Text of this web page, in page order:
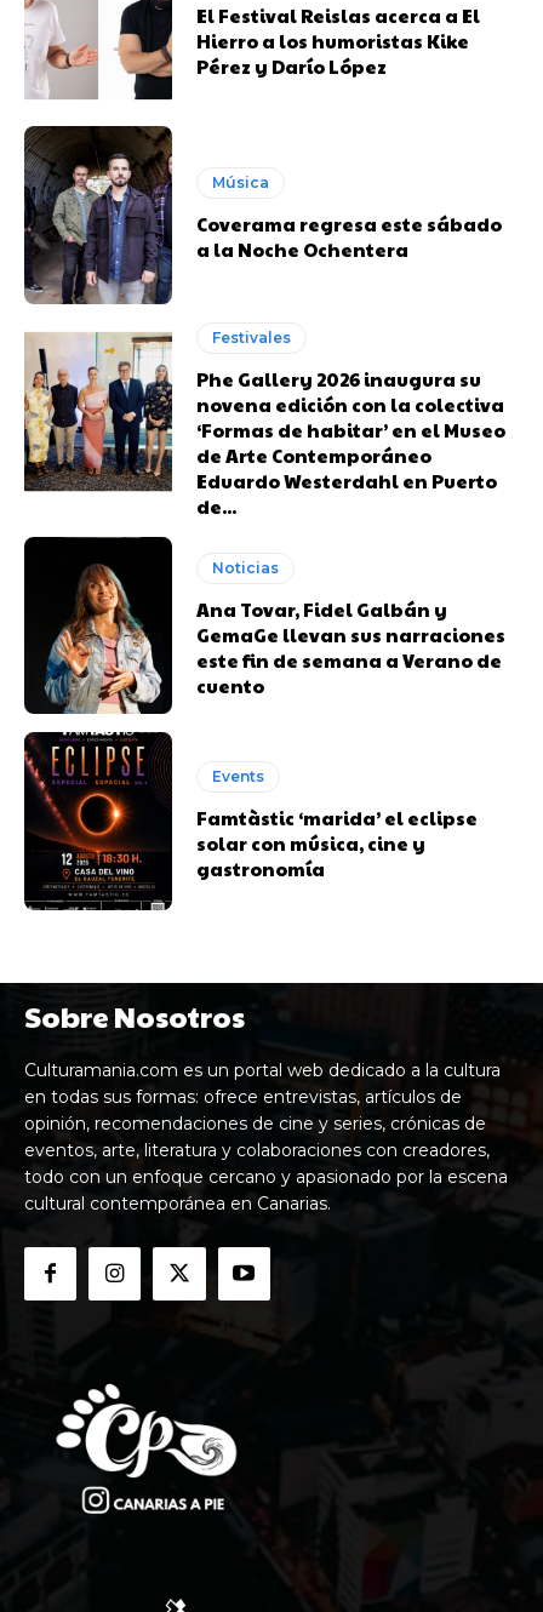
El Festival Reislas acerca a El
Hierro a los humoristas Kike
Pérez y Darío López
Música
Coverama regresa este sábado
a la Noche Ochentera
Festivales
Phe Gallery 2026 inaugura su
novena edición con la colectiva
‘Formas de habitar’ en el Museo
de Arte Contemporáneo
Eduardo Westerdahl en Puerto
de...
Noticias
Ana Tovar, Fidel Galbán y
GemaGe llevan sus narraciones
este fin de semana a Verano de
cuento
Events
Famtàstic ‘marida’ el eclipse
solar con música, cine y
gastronomía
Sobre Nosotros
Culturamania.com es un portal web dedicado a la cultura
en todas sus formas: ofrece entrevistas, artículos de
opinión, recomendaciones de cine y series, crónicas de
eventos, arte, literatura y colaboraciones con creadores,
todo con un enfoque cercano y apasionado por la escena
cultural contemporánea en Canarias.